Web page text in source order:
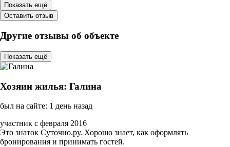
Показать ещё
Оставить отзыв
Другие отзывы об объекте
Показать ещё
Хозяин жилья: Галина
был на сайте: 1 день назад
участник с февраля 2016
Это знаток Суточно.ру. Хорошо знает, как оформлять
бронирования и принимать гостей.